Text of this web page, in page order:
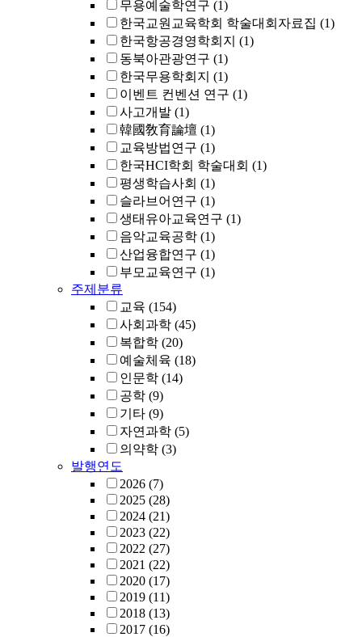
무용예술학연구 (1)
한국교원교육학회 학술대회자료집 (1)
한국항공경영학회지 (1)
동북아관광연구 (1)
한국무용학회지 (1)
이벤트 컨벤션 연구 (1)
사고개발 (1)
韓國敎育論壇 (1)
교육방법연구 (1)
한국HCI학회 학술대회 (1)
평생학습사회 (1)
슬라브어연구 (1)
생태유아교육연구 (1)
음악교육공학 (1)
산업융합연구 (1)
부모교육연구 (1)
주제분류
교육 (154)
사회과학 (45)
복합학 (20)
예술체육 (18)
인문학 (14)
공학 (9)
기타 (9)
자연과학 (5)
의약학 (3)
발행연도
2026 (7)
2025 (28)
2024 (21)
2023 (22)
2022 (27)
2021 (22)
2020 (17)
2019 (11)
2018 (13)
2017 (16)